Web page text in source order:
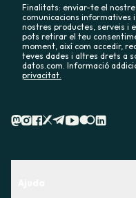
Finalitats: enviar-te el
comunicacions informatives
nostres productes, serveis i
pots retirar el teu
moment, així com accedir,
teves dades i altres drets a
datos.com. Informació
privacitat.